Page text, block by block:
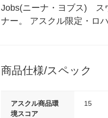
Jobs(ニーナ・ヨブス)　
ナー。 アスクル限定・ロ
商品仕様/スペック
アスクル商品環
境スコア
15